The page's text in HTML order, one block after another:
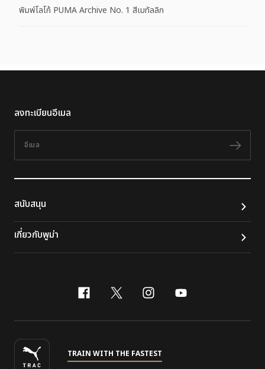
พิมพ์โลโก้ PUMA Archive No. 1 สีเมทัลลิก
ลงทะเบียนอีเมล
ติดต
สนับสนุน
เกี่ยวกับพูม่า
facebook
x-twitter
instagram
youtube
TRAIN WITH THE FASTEST